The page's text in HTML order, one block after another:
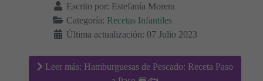
Escrito por: Estefanía Morera
Categoría: Recetas Infantiles
Última actualización: 07 Julio 2023
Leer más: Hamburguesas de Pescado: Receta Paso